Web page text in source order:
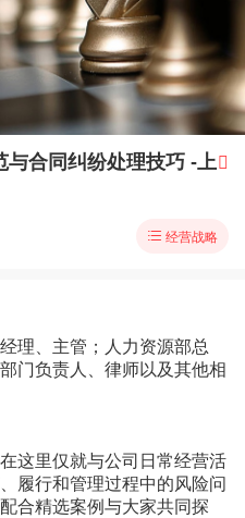
合同纠纷处理技巧 -上 
 经营战略
理、主管；人力资源部总
门负责人、律师以及其他相
这里仅就与公司日常经营活
履行和管理过程中的风险问
合精选案例与大家共同探